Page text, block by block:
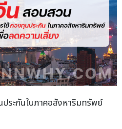
ระกันในภาคอสังหาริมทรัพย์